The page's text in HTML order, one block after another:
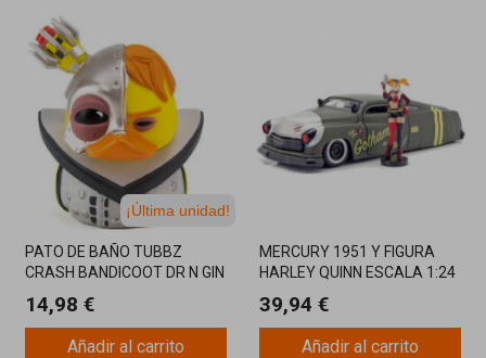
¡Última unidad!
PATO DE BAÑO TUBBZ
CRASH BANDICOOT DR N GIN
14,98 €
Añadir al carrito
MERCURY 1951 Y FIGURA
HARLEY QUINN ESCALA 1:24
39,94 €
Añadir al carrito